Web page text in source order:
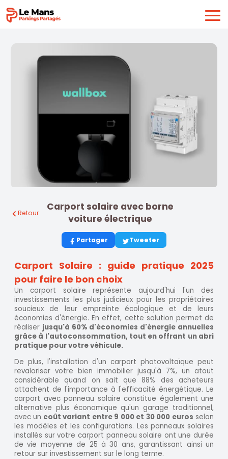
Retour
Carport solaire avec borne
voiture électrique
Partager Tweeter
Carport Solaire : guide pratique 2025
pour faire le bon choix
Un carport solaire représente aujourd'hui l'un des
investissements les plus judicieux pour les propriétaires
soucieux de leur empreinte écologique et de leurs
économies d'énergie. En effet, cette solution permet de
réaliser jusqu'à 60% d'économies d'énergie annuelles
grâce à l'autoconsommation, tout en offrant un abri
pratique pour votre véhicule.
De plus, l'installation d'un carport photovoltaïque peut
revaloriser votre bien immobilier jusqu'à 7%, un atout
considérable quand on sait que 88% des acheteurs
attachent de l'importance à l'efficacité énergétique. Le
carport avec panneau solaire constitue également une
alternative plus économique qu'un garage traditionnel,
avec un coût variant entre 9 000 et 30 000 euros selon
les modèles et les configurations. Les panneaux solaires
installés sur votre carport panneau solaire ont une durée
de vie moyenne de 25 à 30 ans, garantissant ainsi un
retour sur investissement sur le long terme.